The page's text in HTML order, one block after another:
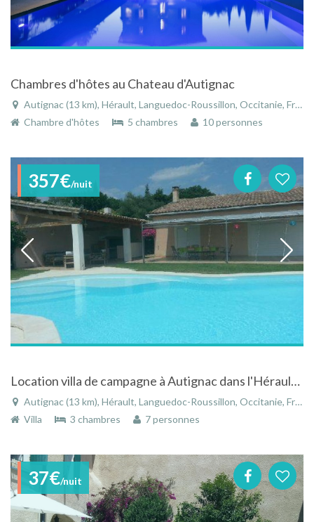
Chambres d'hôtes au Chateau d'Autignac
Autignac (13 km), Hérault, Languedoc-Roussillon, Occitanie, France
Chambre d'hôtes
5 chambres 10 personnes
357€/nuit
Location villa de campagne à Autignac dans l'Hérault - Languedoc Roussillon avec piscine privée
Autignac (13 km), Hérault, Languedoc-Roussillon, Occitanie, France
Villa
3 chambres 7 personnes
37€/nuit